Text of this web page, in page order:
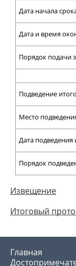
Дата начала
Дата и время
Порядок подачи
Подведение
Место
Дата подведения
Порядок
Извещение
Итоговый
Главная